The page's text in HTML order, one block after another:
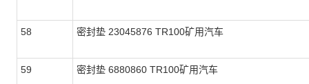
58 密封垫 23045876 TR100矿用汽车
59 密封垫 6880860 TR100矿用汽车